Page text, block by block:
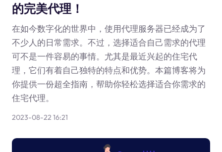
的完美代理！
在如今数字化的世界中，使用代理服务器已经成为了
不少人的日常需求。不过，选择适合自己需求的代理
可不是一件容易的事情。尤其是最近兴起的住宅代
理，它们有着自己独特的特点和优势。本篇博客将为
你提供一份超全指南，帮助你轻松选择适合你需求的
住宅代理。
2023-08-22 16:21